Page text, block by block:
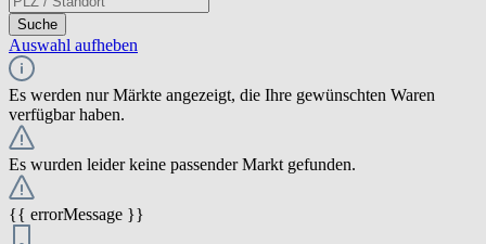
Suche
Auswahl aufheben
Es werden nur Märkte angezeigt, die Ihre gewünschten Waren
verfügbar haben.
Es wurden leider keine passender Markt gefunden.
{{ errorMessage }}